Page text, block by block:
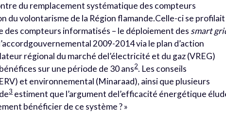
du remplacement systématique des compteurs
du volontarisme de la Région flamande.Celle-ci se profilait
des compteurs informatisés – le déploiement des smart
2009-2014 via le plan d’action
régional du marché del’électricité et du gaz (VREG)
sur une période de 30 ans2. Les conseils
et environnemental (Minaraad), ainsi que plusieurs
3estiment que l’argument del’efficacité énergétique
bénéficier de ce système ? »